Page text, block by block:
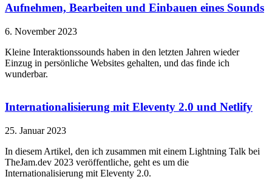
Aufnehmen, Bearbeiten und Einbauen eines Sounds
6. November 2023
Kleine Interaktionssounds haben in den letzten Jahren wieder
Einzug in persönliche Websites gehalten, und das finde ich
wunderbar.
Internationalisierung mit Eleventy 2.0 und Netlify
25. Januar 2023
In diesem Artikel, den ich zusammen mit einem Lightning Talk bei
TheJam.dev 2023 veröffentliche, geht es um die
Internationalisierung mit Eleventy 2.0.